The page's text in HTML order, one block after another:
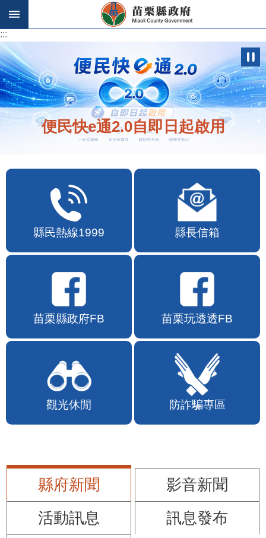
跳到主要內容區塊
:::
:::
歡迎在地店家加入苗栗幣合作行列
縣民熱線1999 縣長信箱
苗栗縣政府FB 苗栗玩透透FB
觀光休閒 防詐騙專區
縣府新聞
影音新聞
活動訊息
訊息發布